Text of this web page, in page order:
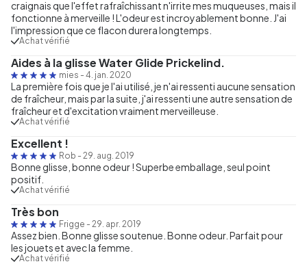
craignais que l'effet rafraîchissant n'irrite mes muqueuses, mais il
fonctionne à merveille ! L'odeur est incroyablement bonne. J'ai
l'impression que ce flacon durera longtemps.
Achat vérifié
Aides à la glisse Water Glide Prickelind.
mies - 4. jan. 2020
La première fois que je l'ai utilisé, je n'ai ressenti aucune sensation
de fraîcheur, mais par la suite, j'ai ressenti une autre sensation de
fraîcheur et d'excitation vraiment merveilleuse.
Achat vérifié
Excellent !
Rob - 29. aug. 2019
Bonne glisse, bonne odeur ! Superbe emballage, seul point
positif.
Achat vérifié
Très bon
Frigge - 29. apr. 2019
Assez bien. Bonne glisse soutenue. Bonne odeur. Parfait pour
les jouets et avec la femme.
Achat vérifié